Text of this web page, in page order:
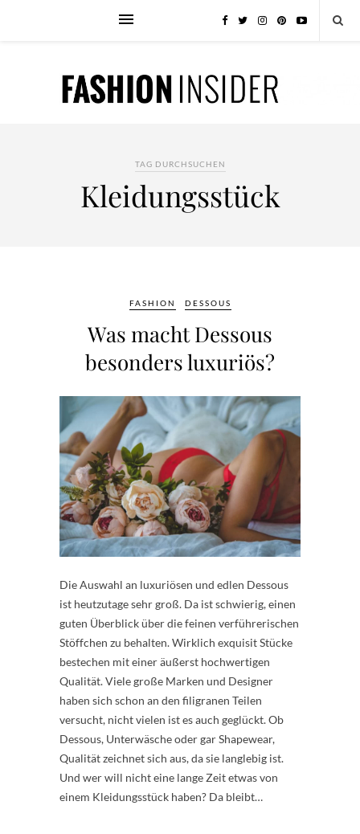
TAG DURCHSUCHEN
Kleidungsstück
FASHION DESSOUS
Was macht Dessous
besonders luxuriös?
Die Auswahl an luxuriösen und edlen Dessous
ist heutzutage sehr groß. Da ist schwierig, einen
guten Überblick über die feinen verführerischen
Stöffchen zu behalten. Wirklich exquisit Stücke
bestechen mit einer äußerst hochwertigen
Qualität. Viele große Marken und Designer
haben sich schon an den filigranen Teilen
versucht, nicht vielen ist es auch geglückt. Ob
Dessous, Unterwäsche oder gar Shapewear,
Qualität zeichnet sich aus, da sie langlebig ist.
Und wer will nicht eine lange Zeit etwas von
einem Kleidungsstück haben? Da bleibt…